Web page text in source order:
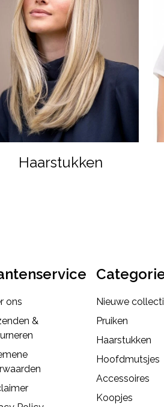
Haarstukken
ons
&
Nieuwe
Pruiken
Haarstukken
Hoofdmutsjes
Accessoires
Koopjes